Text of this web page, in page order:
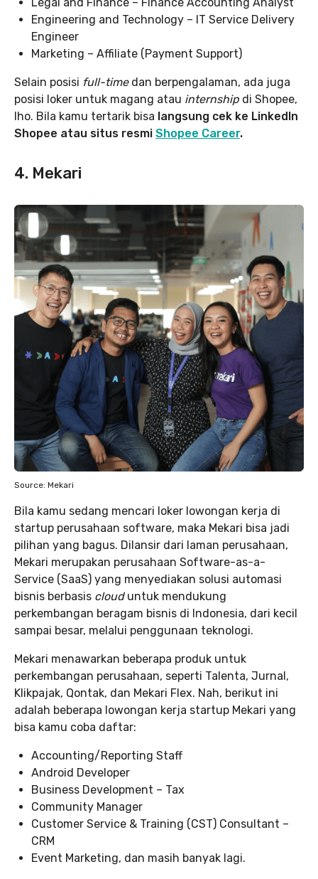
Engineering and Technology – IT Service Delivery
Engineer
Marketing – Affiliate (Payment Support)
Selain posisi full-timedan berpengalaman, ada juga
posisi loker untuk magang atau internship di Shopee,
lho. Bila kamu tertarik bisa langsung cek ke LinkedIn
Shopee atau situs resmi Shopee Career.
4. Mekari
Source: Mekari
Bila kamu sedang mencari loker lowongan kerja di
startup perusahaan software, maka Mekari bisa jadi
pilihan yang bagus. Dilansir dari laman perusahaan,
Mekari merupakan perusahaan Software-as-a-
Service (SaaS) yang menyediakan solusi automasi
bisnis berbasis clouduntuk mendukung
perkembangan beragam bisnis di Indonesia, dari kecil
sampai besar, melalui penggunaan teknologi.
Mekari menawarkan beberapa produk untuk
perkembangan perusahaan, seperti Talenta, Jurnal,
Klikpajak, Qontak, dan Mekari Flex. Nah, berikut ini
adalah beberapa lowongan kerja startup Mekari yang
bisa kamu coba daftar:
Accounting/Reporting Staff
Android Developer
Business Development – Tax
Community Manager
Customer Service & Training (CST) Consultant –
CRM
Event Marketing, dan masih banyak lagi.